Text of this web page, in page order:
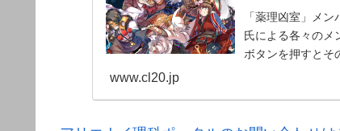
「薬理凶室」メ
氏による各々のメ
ボタンを押すとそ
www.cl20.jp